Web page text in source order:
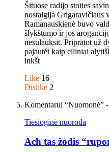
Šituose radijo stoties
nostalgija Grigaravičiaus
Ramanauskienė buvo
šlykštumo ir jos
nesulauksit. Pripratot už
pajautėt kaip eiliniai
inkšt
Like 16
Dislike 2
Komentarui “Nuomonė”
Tiesioginė nuoroda
Ach tas žodis